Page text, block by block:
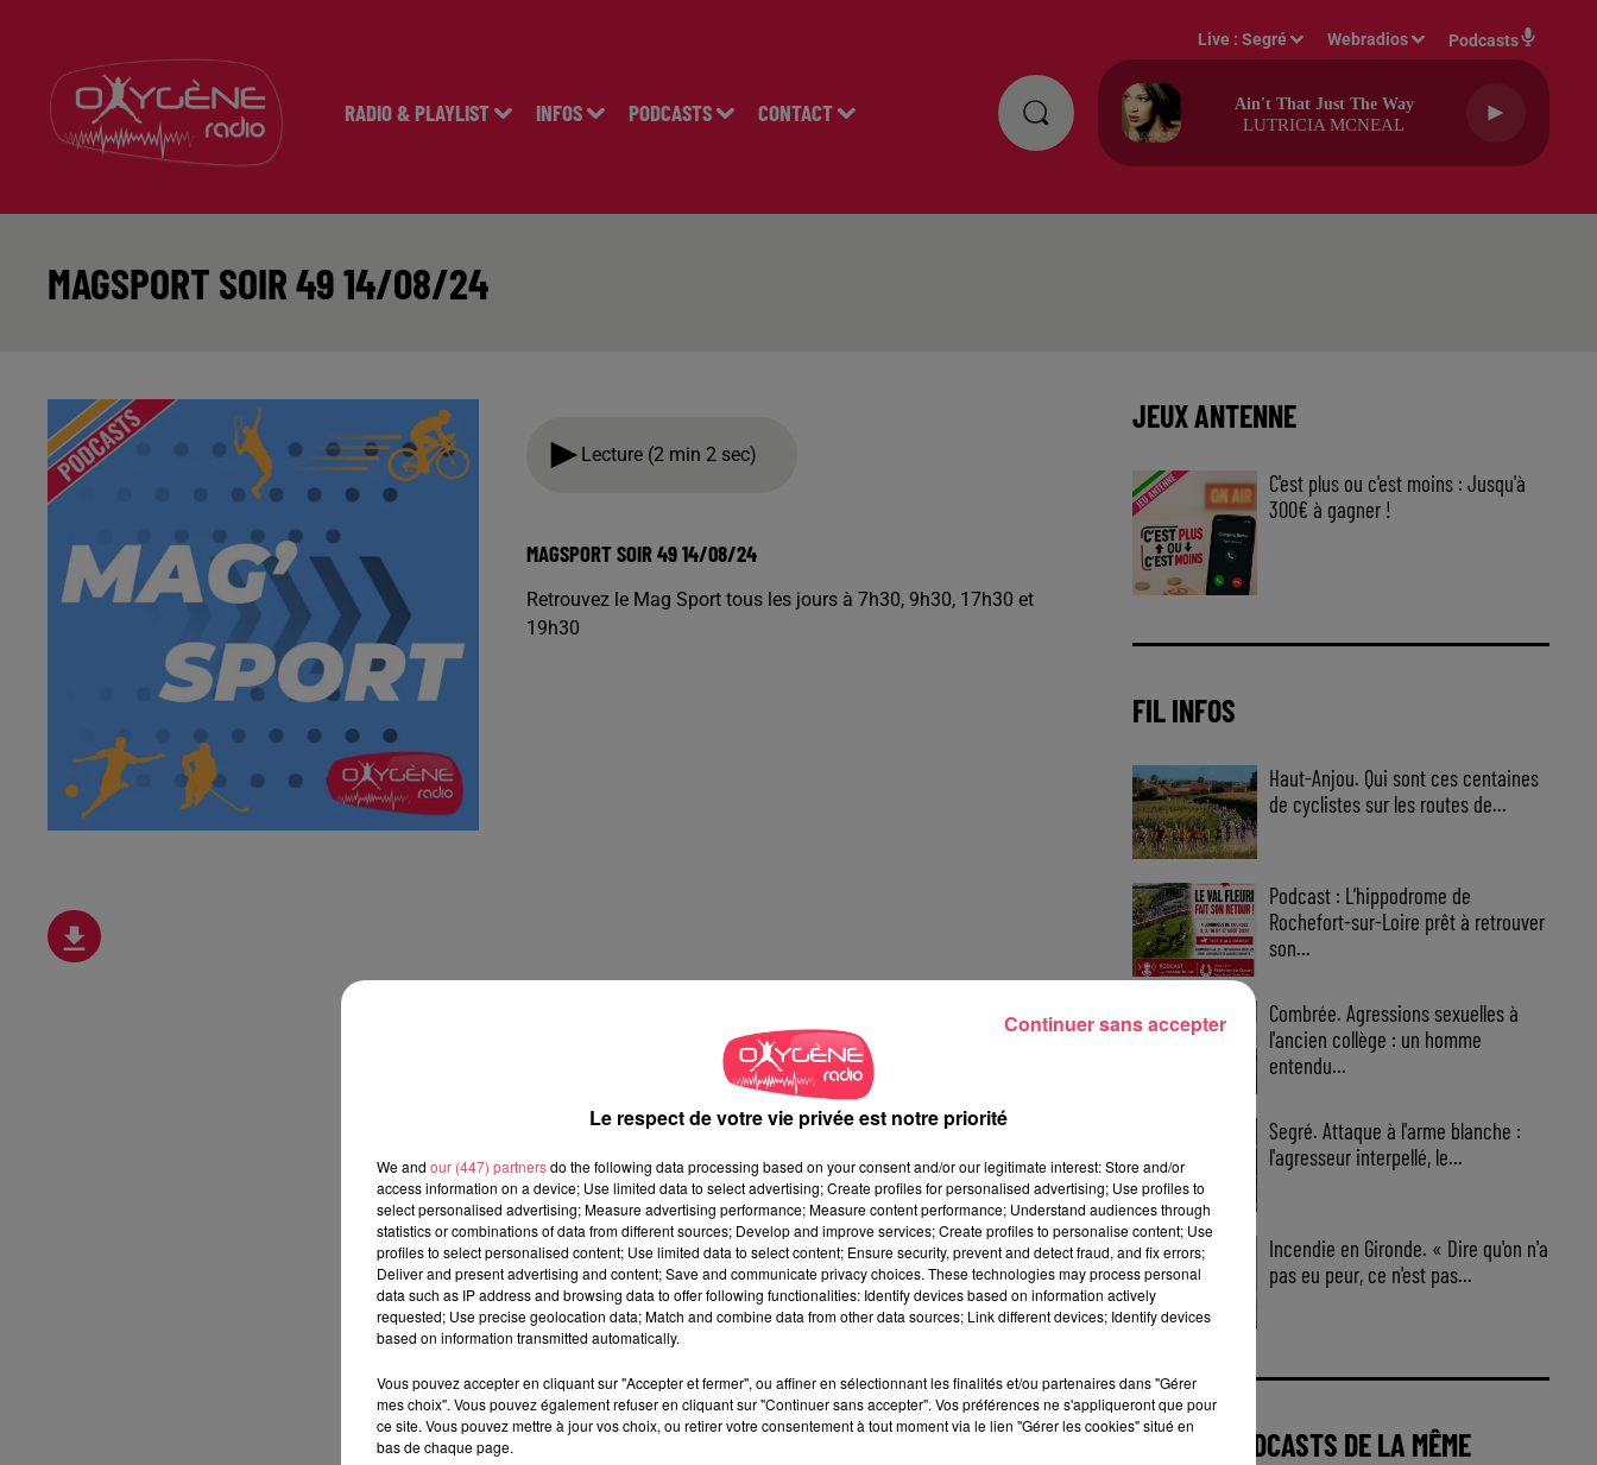
RADIO & PLAYLIST INFOS PODCASTS CONTACT
Live :Segré Webradios Podcasts
Ain't That Just The Way
LUTRICIA MCNEAL
MAGSPORT SOIR 49 14/08/24
Lecture (2 min 2 sec)
MAGSPORT SOIR 49 14/08/24
Retrouvez le Mag Sport tous les jours à 7h30, 9h30, 17h30 et
19h30
JEUX ANTENNE
C'est plus ou c'est moins : Jusqu'à
300€ à gagner !
FIL INFOS
Haut-Anjou. Qui sont ces centaines
de cyclistes sur les routes de...
Podcast : L’hippodrome de
Rochefort-sur-Loire prêt à retrouver
son...
Combrée. Agressions sexuelles à
l'ancien collège : un homme
entendu...
Segré. Attaque à l'arme blanche :
l'agresseur interpellé, le...
Incendie en Gironde. « Dire qu'on n'a
pas eu peur, ce n'est pas...
AUTRES PODCASTS DE LA MÊME
Le respect de votre vie privée est notre priorité
We and our (447) partnersdo the following data processing based on your consent and/or our legitimate interest: Store and/or
access information on a device; Use limited data to select advertising; Create profiles for personalised advertising; Use profiles to
select personalised advertising; Measure advertising performance; Measure content performance; Understand audiences through
statistics or combinations of data from different sources; Develop and improve services; Create profiles to personalise content; Use
profiles to select personalised content; Use limited data to select content; Ensure security, prevent and detect fraud, and fix errors;
Deliver and present advertising and content; Save and communicate privacy choices. These technologies may process personal
data such as IP address and browsing data to offer following functionalities: Identify devices based on information actively
requested; Use precise geolocation data; Match and combine data from other data sources; Link different devices; Identify devices
based on information transmitted automatically.
Vous pouvez accepter en cliquant sur "Accepter et fermer", ou affiner en sélectionnant les finalités et/ou partenaires dans "Gérer
mes choix". Vous pouvez également refuser en cliquant sur "Continuer sans accepter". Vos préférences ne s'appliqueront que pour
ce site. Vous pouvez mettre à jour vos choix, ou retirer votre consentement à tout moment via le lien "Gérer les cookies" situé en
bas de chaque page.
Continuer sans accepter